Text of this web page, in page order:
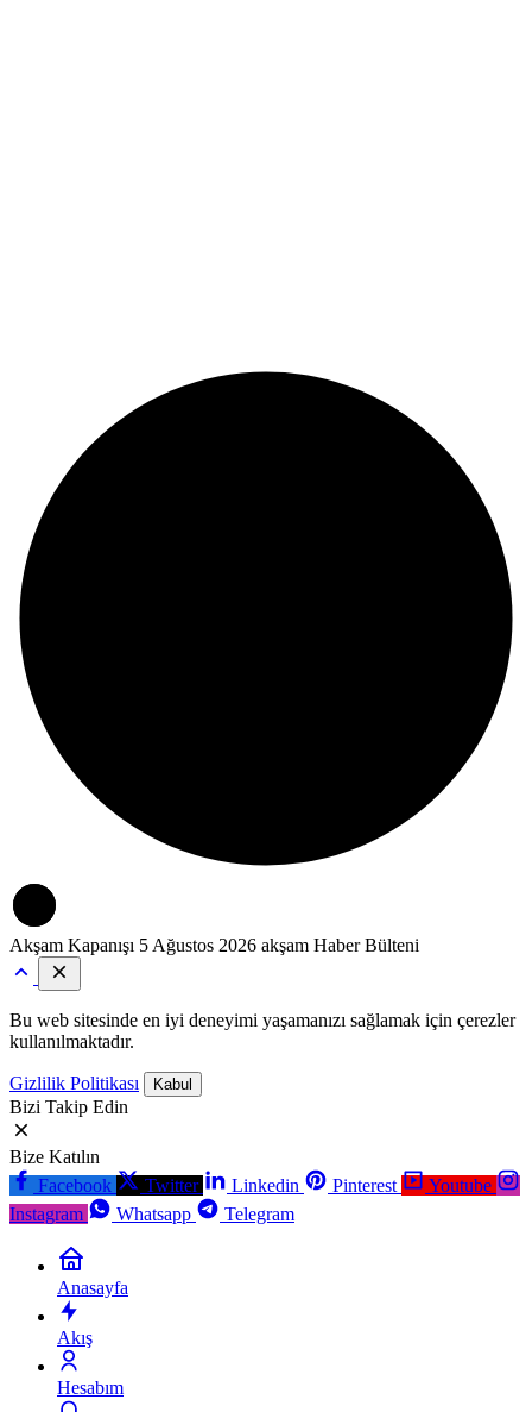
Akşam Kapanışı 5 Ağustos 2026 akşam Haber Bülteni
Bu web sitesinde en iyi deneyimi yaşamanızı sağlamak için çerezler
kullanılmaktadır.
Gizlilik Politikası Kabul
Bizi Takip Edin
Bize Katılın
Facebook
Twitter Linkedin Pinterest
Youtube
Instagram
Whatsapp Telegram
Anasayfa
Akış
Hesabım